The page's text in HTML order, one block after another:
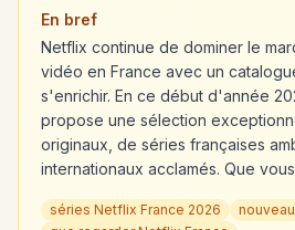
En bref
Netflix continue de dominer le
vidéo en France avec un
s'enrichir. En ce début d'année
propose une sélection
originaux, de séries françaises
internationaux acclamés. Que
séries Netflix France 2026